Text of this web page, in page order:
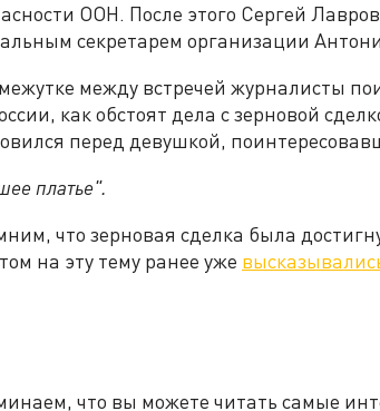
ООН. После этого Сергей
секретарем организации
между встречей журналисты
как обстоят дела с зерновой
перед девушкой,
платье".
что зерновая сделка была
на эту тему ранее уже
что вы можете читать самые